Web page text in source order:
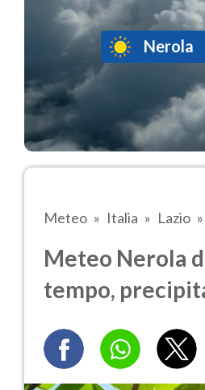
Nerola
Meteo Italia Lazio
Meteo Nerola
tempo,